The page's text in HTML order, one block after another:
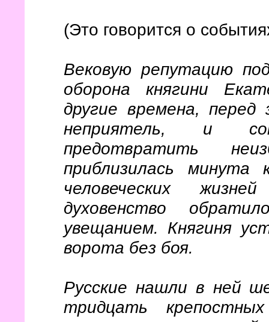
(Это говорится о
Вековую репутацию
оборона княгини
другие времена,
неприятель, и
предотвратить
приблизилась
человеческих
духовенство
увещанием. Княгиня
ворота без боя.
Русские нашли в ней
тридцать